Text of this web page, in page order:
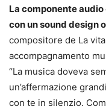
La componente
con un sound design
compositore de La
accompagnamento
“La musica doveva
un’affermazione
con te in silenzio.